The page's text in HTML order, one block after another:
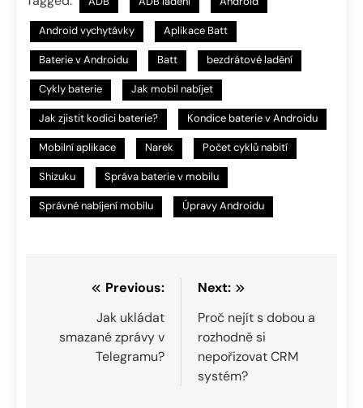
Android vychytávky Aplikace Batt
Baterie v Androidu Batt bezdrátové ladění
Cykly baterie Jak mobil nabíjet
Jak zjistit kodici baterie? Kondice baterie v Androidu
Mobilní aplikace Narek Počet cyklů nabití
Shizuku Správa baterie v mobilu
Správné nabíjení mobilu Úpravy Androidu
Navigace
příspěvek
Previous:
Jak ukládat
smazané zprávy v
Telegramu?
Next:
Proč nejít s dobou a
rozhodně si
nepořizovat CRM
systém?